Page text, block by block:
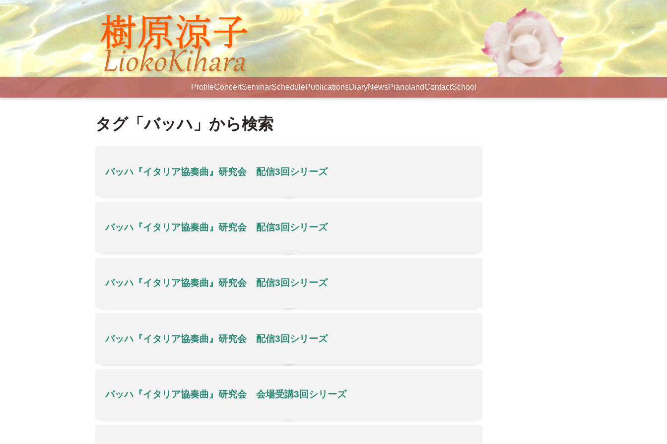
ProfileConcertSeminarSchedulePublicationsDiaryNewsPianolandContactSchool
タグ「バッハ」から検索
バッハ『イタリア協奏曲』研究会 配信3回シリーズ
バッハ『イタリア協奏曲』研究会 配信3回シリーズ
バッハ『イタリア協奏曲』研究会 配信3回シリーズ
バッハ『イタリア協奏曲』研究会 配信3回シリーズ
バッハ『イタリア協奏曲』研究会 会場受講3回シリーズ